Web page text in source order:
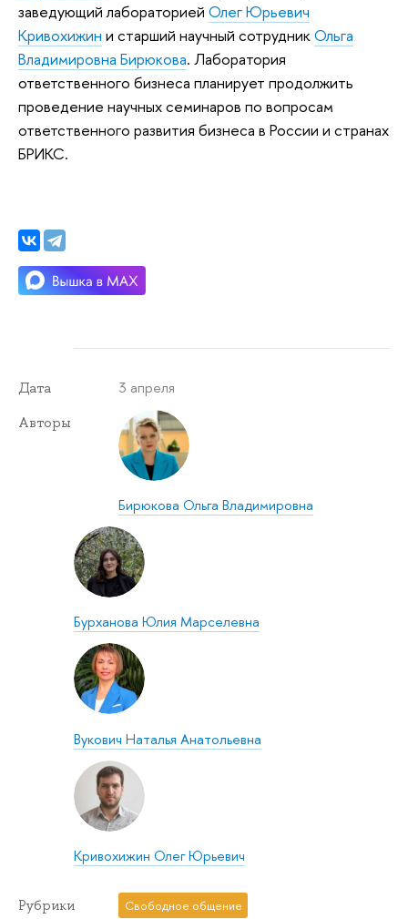
заведующий лабораторией Олег Юрьевич
Кривохижин и старший научный сотрудникОльга
Владимировна Бирюкова. Лаборатория
ответственного бизнеса планирует продолжить
проведение научных семинаров по вопросам
ответственного развития бизнеса в России и странах
БРИКС.
Дата 3 апреля
Авторы
Бирюкова Ольга Владимировна
Бурханова Юлия Марселевна
Вукович Наталья Анатольевна
Кривохижин Олег Юрьевич
Рубрики Свободное общение